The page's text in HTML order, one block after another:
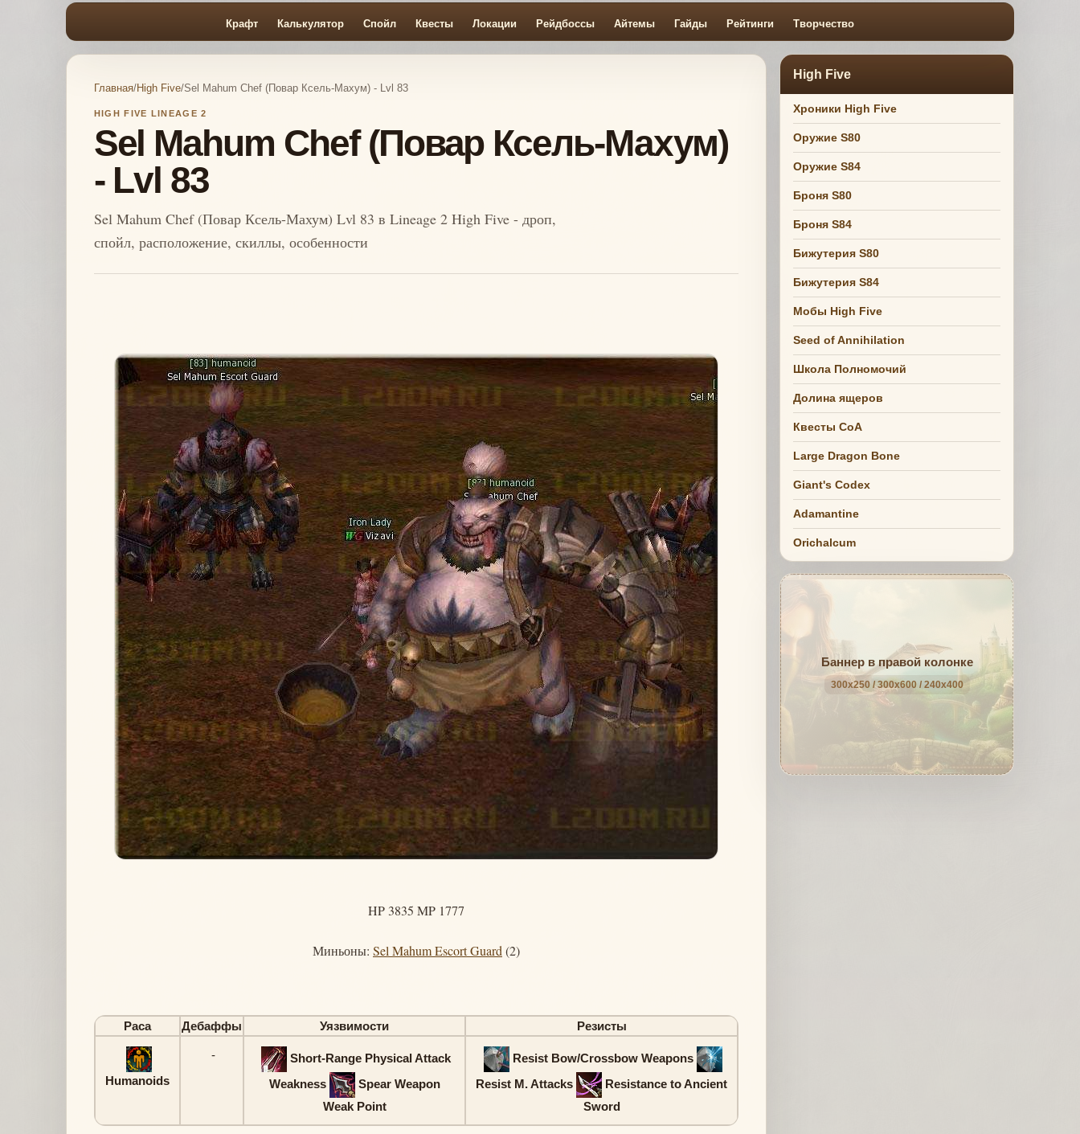
Крафт Калькулятор Спойл Квесты Локации Рейдбоссы Айтемы Гайды Рейтинги Творчество
Главная/High Five/Sel Mahum Chef (Повар Ксель-Махум) - Lvl 83
HIGH FIVE LINEAGE 2
Sel Mahum Chef (Повар Ксель-Махум)
- Lvl 83
Sel Mahum Chef (Повар Ксель-Махум) Lvl 83 в Lineage 2 High Five - дроп,
спойл, расположение, скиллы, особенности
HP 3835 MP 1777
Миньоны: Sel Mahum Escort Guard (2)
Раса Дебаффы Уязвимости Резисты
Humanoids
-
Short-Range Physical Attack
Weakness
Spear Weapon
Weak Point
Resist Bow/Crossbow Weapons
Resist M. Attacks
Resistance to Ancient
Sword
High Five
Хроники High Five
Оружие S80
Оружие S84
Броня S80
Броня S84
Бижутерия S80
Бижутерия S84
Мобы High Five
Seed of Annihilation
Школа Полномочий
Долина ящеров
Квесты СоА
Large Dragon Bone
Giant's Codex
Adamantine
Orichalcum
Баннер в правой колонке
300x250 / 300x600 / 240x400